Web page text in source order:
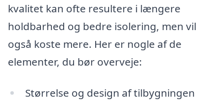
kvalitet kan ofte resultere i længere
holdbarhed og bedre isolering, men vil
også koste mere. Her er nogle af de
elementer, du bør overveje:
Størrelse og design af tilbygningen